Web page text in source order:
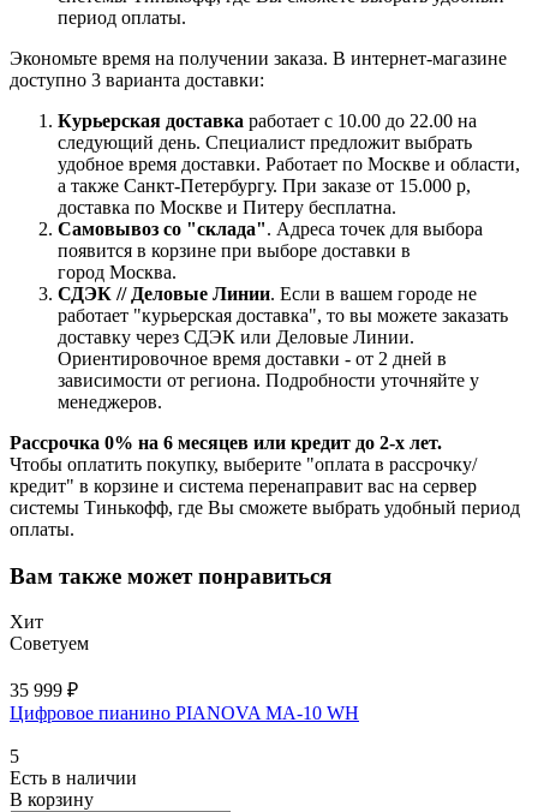
период оплаты.
Экономьте время на получении заказа. В интернет-магазине
доступно 3 варианта доставки:
Курьерская доставка работает с 10.00 до 22.00 на
следующий день. Специалист предложит выбрать
удобное время доставки. Работает по Москве и области,
а также Санкт-Петербургу. При заказе от 15.000 р,
доставка по Москве и Питеру бесплатна.
Самовывоз со "склада". Адреса точек для выбора
появится в корзине при выборе доставки в
город Москва.
СДЭК // Деловые Линии. Если в вашем городе не
работает "курьерская доставка", то вы можете заказать
доставку через СДЭК или Деловые Линии.
Ориентировочное время доставки - от 2 дней в
зависимости от региона. Подробности уточняйте у
менеджеров.
Рассрочка 0% на 6 месяцев или кредит до 2-х лет.
Чтобы оплатить покупку, выберите "оплата в рассрочку/
кредит" в корзине и система перенаправит вас на сервер
системы Тинькофф, где Вы сможете выбрать удобный период
оплаты.
Вам также может понравиться
Хит
Советуем
35 999 ₽
Цифровое пианино PIANOVA MA-10 WH
5
Есть в наличии
В корзину